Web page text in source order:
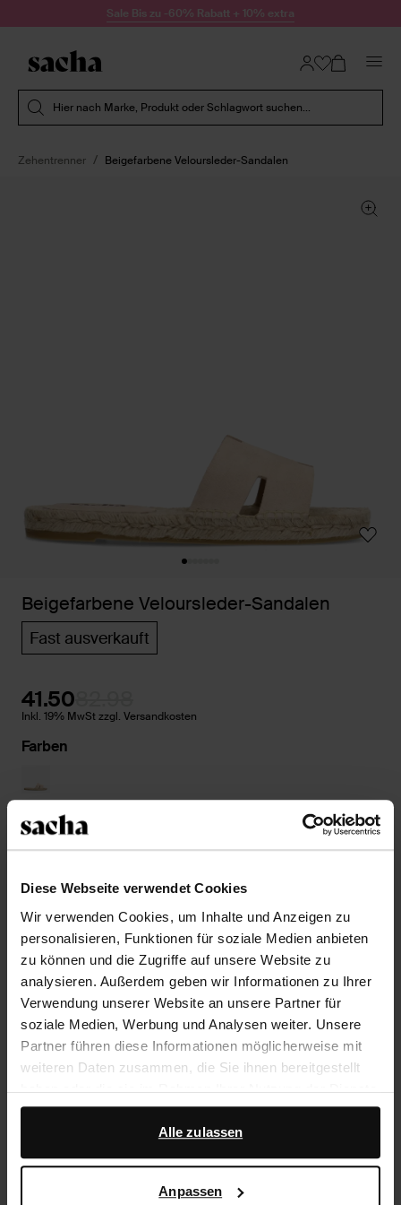
Diese Webseite verwendet Cookies
Wir verwenden Cookies, um Inhalte und Anzeigen zu
personalisieren, Funktionen für soziale Medien anbieten
zu können und die Zugriffe auf unsere Website zu
analysieren. Außerdem geben wir Informationen zu Ihrer
Verwendung unserer Website an unsere Partner für
soziale Medien, Werbung und Analysen weiter. Unsere
Partner führen diese Informationen möglicherweise mit
weiteren Daten zusammen, die Sie ihnen bereitgestellt
haben oder die sie im Rahmen Ihrer Nutzung der Dienste
gesammelt haben.
Darüber hinaus arbeiten wir mit Google zu Werbe- und
darüber, wie Google Ihre personenbezogenen Daten
Alle zulassen
Anpassen
Zum Inhalt springenSale Bis zu -60% Rabatt + 10% extra
Hier nach Marke, Produkt oder Schlagwort suchen...
Zehentrenner Beigefarbene Veloursleder-Sandalen
Beigefarbene Veloursleder-Sandalen
Fast ausverkauft
41.50
Inkl. 19% MwSt zzgl. Versandkosten
Farben
Größe auswählen
Trusted Shop-Gütesiegel
Rechnungskauf
14 Tage Bedenkzeit
Produktbeschreibung
Diese beigefarbenen Veloursleder-Sandalen sind ein
echtes Must-have! Die Außenseite der Schuhe ist aus
Die Sandalen haben eine 1 cm dicke Sohle. Pflege die
Pantoletten mit dem Collonil Clean & Care.
Produktdetails